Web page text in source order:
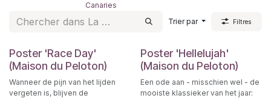
Canaries
Trier par Filtres
Poster 'Race Day'
(Maison du Peloton)
Wanneer de pijn van het lijden
vergeten is, blijven de
Poster 'Hellelujah'
(Maison du Peloton)
Een ode aan - misschien wel - de
mooiste klassieker van het jaar: